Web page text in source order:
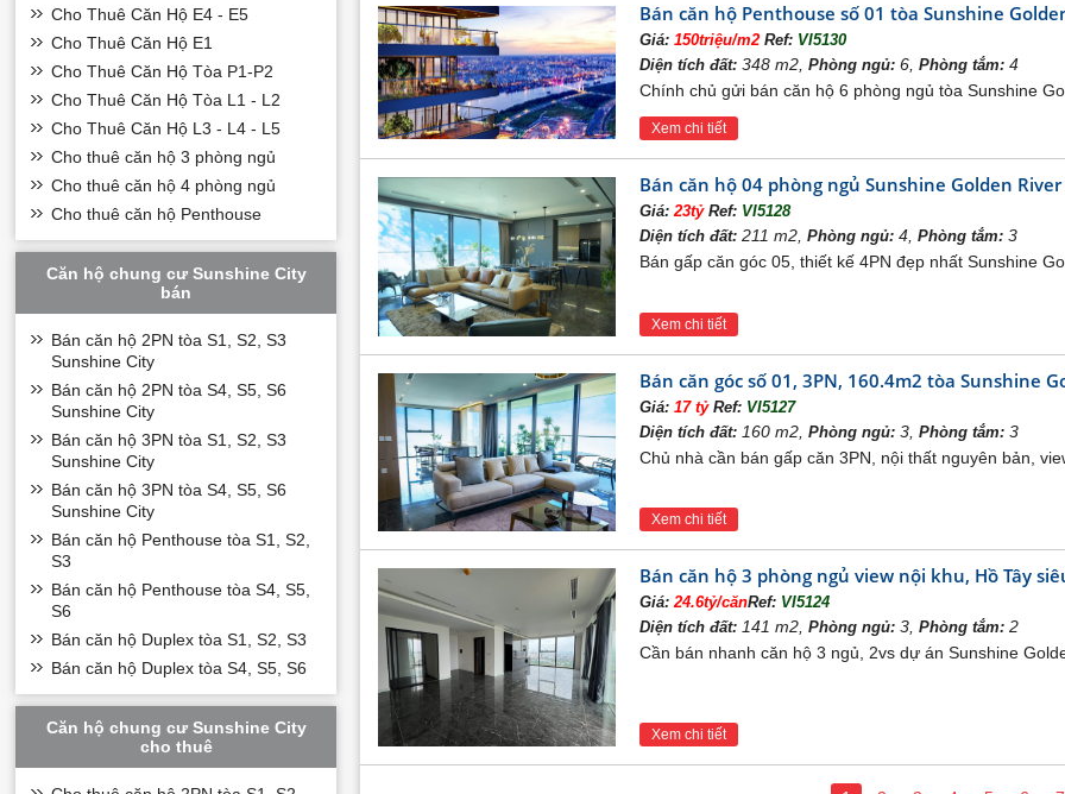
Bên ngoài căn hộ là sân vườn rộng thoáng với chiều rộng lên đến 20m. Có
cao, vừa có thể tận hưởng không gian mây trời, vừa có thể đan xen trồng cây
Ý tưởng độc đáo của chủ đầu tư đã hiện thực giấc mơ về một không gian
sống hoàn toàn khác biệt và đẳng cấp cho những gia chủ xứng tầm.
Bán căn hộ Penthouse số 01 tòa Sunshine
Giá: 150triệu/m2 Ref: VI5130
Diện tích đất:348 m2, Phòng ngủ:6, Phòng tắm:4
Chính chủ gửi bán căn hộ 6 phòng ngủ tòa Sunshine
Xem chi tiết
Bán căn hộ 04 phòng ngủ Sunshine Golden
Giá:23tỷ Ref: VI5128
Diện tích đất:211 m2, Phòng ngủ:4, Phòng tắm:3
Bán gấp căn góc 05, thiết kế 4PN đẹp nhất Sunshine
Xem chi tiết
Bán căn góc số 01, 3PN, 160.4m2 tòa Sunshine
Giá: 17 tỷ Ref: VI5127
Diện tích đất:160 m2, Phòng ngủ:3, Phòng tắm:3
Chủ nhà cần bán gấp căn 3PN, nội thất nguyên bản,
Xem chi tiết
Bán căn hộ 3 phòng ngủ view nội khu, Hồ Tây
Giá:24.6tỷ/cănRef: VI5124
Diện tích đất:141 m2, Phòng ngủ:3, Phòng tắm:2
Cần bán nhanh căn hộ 3 ngủ, 2vs dự án Sunshine
Xem chi tiết
Cho Thuê Căn Hộ E4 - E5
Cho Thuê Căn Hộ E1
Cho Thuê Căn Hộ Tòa P1-P2
Cho Thuê Căn Hộ Tòa L1 - L2
Cho Thuê Căn Hộ L3 - L4 - L5
Cho thuê căn hộ 3 phòng ngủ
Cho thuê căn hộ 4 phòng ngủ
Cho thuê căn hộ Penthouse
Căn hộ chung cư Sunshine City
bán
Bán căn hộ 2PN tòa S1, S2, S3
Sunshine City
Bán căn hộ 2PN tòa S4, S5, S6
Sunshine City
Bán căn hộ 3PN tòa S1, S2, S3
Sunshine City
Bán căn hộ 3PN tòa S4, S5, S6
Sunshine City
Bán căn hộ Penthouse tòa S1, S2,
S3
Bán căn hộ Penthouse tòa S4, S5,
S6
Bán căn hộ Duplex tòa S1, S2, S3
Bán căn hộ Duplex tòa S4, S5, S6
Căn hộ chung cư Sunshine City
cho thuê